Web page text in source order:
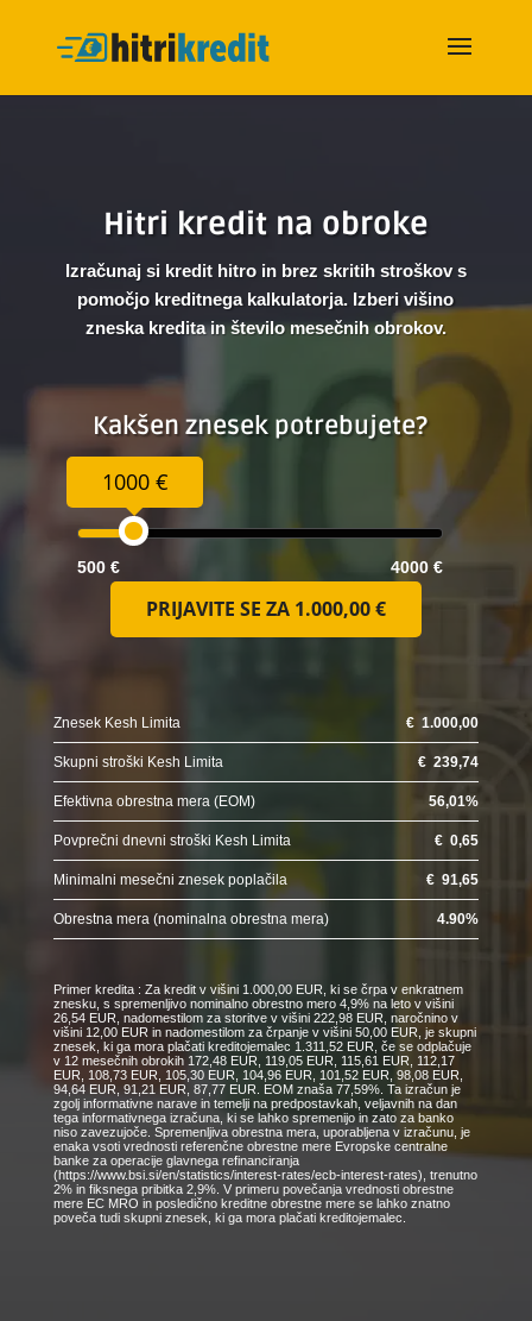
Hitri kredit na obroke
Izračunaj si kredit hitro in brez skritih stroškov s
pomočjo kreditnega kalkulatorja. Izberi višino
zneska kredita in število mesečnih obrokov.
Kakšen znesek potrebujete?
1000 €
500 € 4000 €
PRIJAVITE SE ZA 1.000,00 €
Znesek Kesh Limita €1.000,00
Skupni stroški Kesh Limita €239,74
Efektivna obrestna mera (EOM) 56,01%
Povprečni dnevni stroški Kesh Limita €0,65
Minimalni mesečni znesek poplačila €91,65
Obrestna mera (nominalna obrestna mera) 4.90%
Primer kredita : Za kredit v višini 1.000,00 EUR, ki se črpa v enkratnem
znesku, s spremenljivo nominalno obrestno mero 4,9% na leto v višini
26,54 EUR, nadomestilom za storitve v višini 222,98 EUR, naročnino v
višini 12,00 EUR in nadomestilom za črpanje v višini 50,00 EUR, je skupni
znesek, ki ga mora plačati kreditojemalec 1.311,52 EUR, če se odplačuje
v 12 mesečnih obrokih 172,48 EUR, 119,05 EUR, 115,61 EUR, 112,17
EUR, 108,73 EUR, 105,30 EUR, 104,96 EUR, 101,52 EUR, 98,08 EUR,
94,64 EUR, 91,21 EUR, 87,77 EUR. EOM znaša 77,59%. Ta izračun je
zgolj informativne narave in temelji na predpostavkah, veljavnih na dan
tega informativnega izračuna, ki se lahko spremenijo in zato za banko
niso zavezujoče. Spremenljiva obrestna mera, uporabljena v izračunu, je
enaka vsoti vrednosti referenčne obrestne mere Evropske centralne
banke za operacije glavnega refinanciranja
(https://www.bsi.si/en/statistics/interest-rates/ecb-interest-rates), trenutno
2% in fiksnega pribitka 2,9%. V primeru povečanja vrednosti obrestne
mere EC MRO in posledično kreditne obrestne mere se lahko znatno
poveča tudi skupni znesek, ki ga mora plačati kreditojemalec.